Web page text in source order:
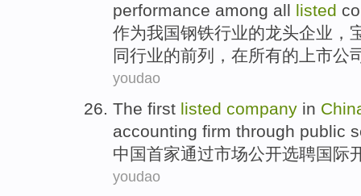
performance among all listed
作为我国钢铁行业的龙头企业 ，
同行业的前列 ，在所有的 上市公
youdao
The first listed company in
accounting firm through public
中国首家通过市场公开选聘国际
youdao